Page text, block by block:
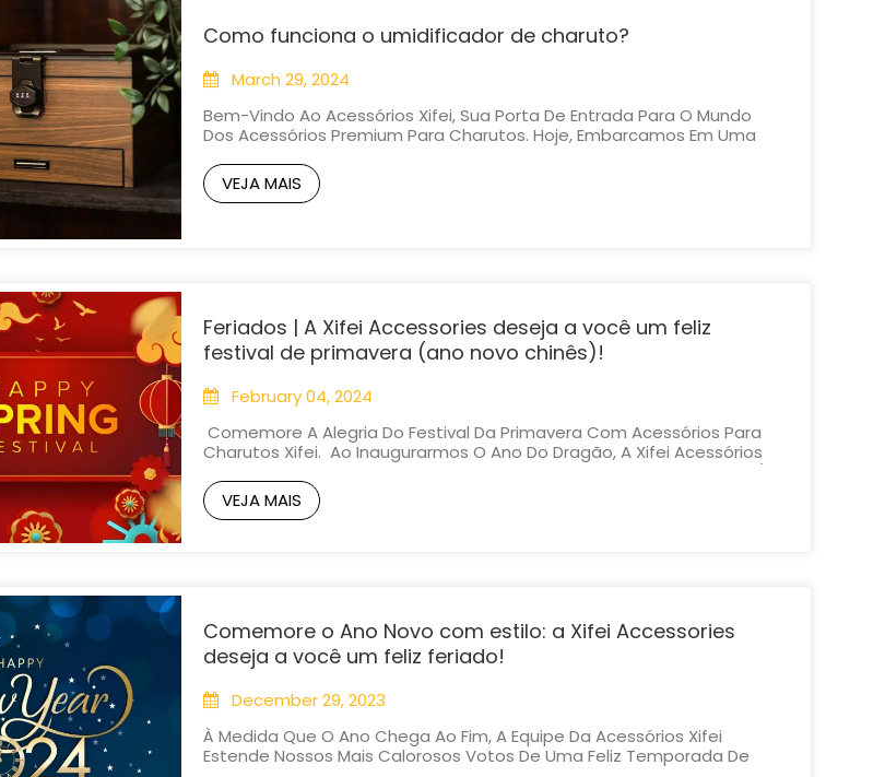
Como funciona o umidificador de charuto?
March 29, 2024
Bem-Vindo Ao Acessórios Xifei, Sua Porta De Entrada Para O Mundo
Dos Acessórios Premium Para Charutos. Hoje, Embarcamos Em Uma
Arsenal De Todo Entusiasta De Charutos: O Umidificador De Charutos.
Junte-Se A Nós Enquanto Exploramos O Fu...
VEJA MAIS
Feriados | A Xifei Accessories deseja a você um feliz
festival de primavera (ano novo chinês)!
February 04, 2024
Comemore A Alegria Do Festival Da Primavera Com Acessórios Para
Charutos Xifei. Ao Inaugurarmos O Ano Do Dragão, A Xifei Acessórios
Deseja Calorosamente Um Festival De Primavera Alegre E Próspero. É
Um Momento De Festividades, Reuniões Familiares E Novos Começos.
No Espírito Da Ocasião,...
VEJA MAIS
Comemore o Ano Novo com estilo: a Xifei Accessories
deseja a você um feliz feriado!
December 29, 2023
À Medida Que O Ano Chega Ao Fim, A Equipe Da Acessórios Xifei
Estende Nossos Mais Calorosos Votos De Uma Feliz Temporada De